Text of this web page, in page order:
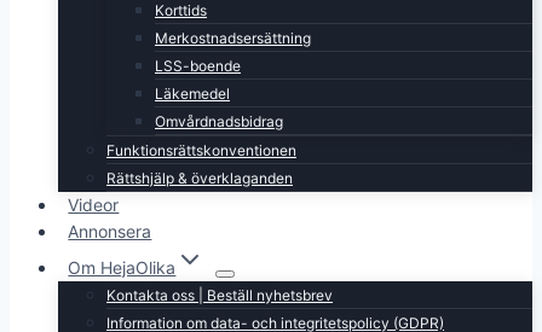
Korttids
Merkostnadsersättning
LSS-boende
Läkemedel
Omvårdnadsbidrag
Funktionsrättskonventionen
Rättshjälp & överklaganden
Videor
Annonsera
Om HejaOlika
Kontakta oss | Beställ nyhetsbrev
Information om data- och integritetspolicy (GDPR)